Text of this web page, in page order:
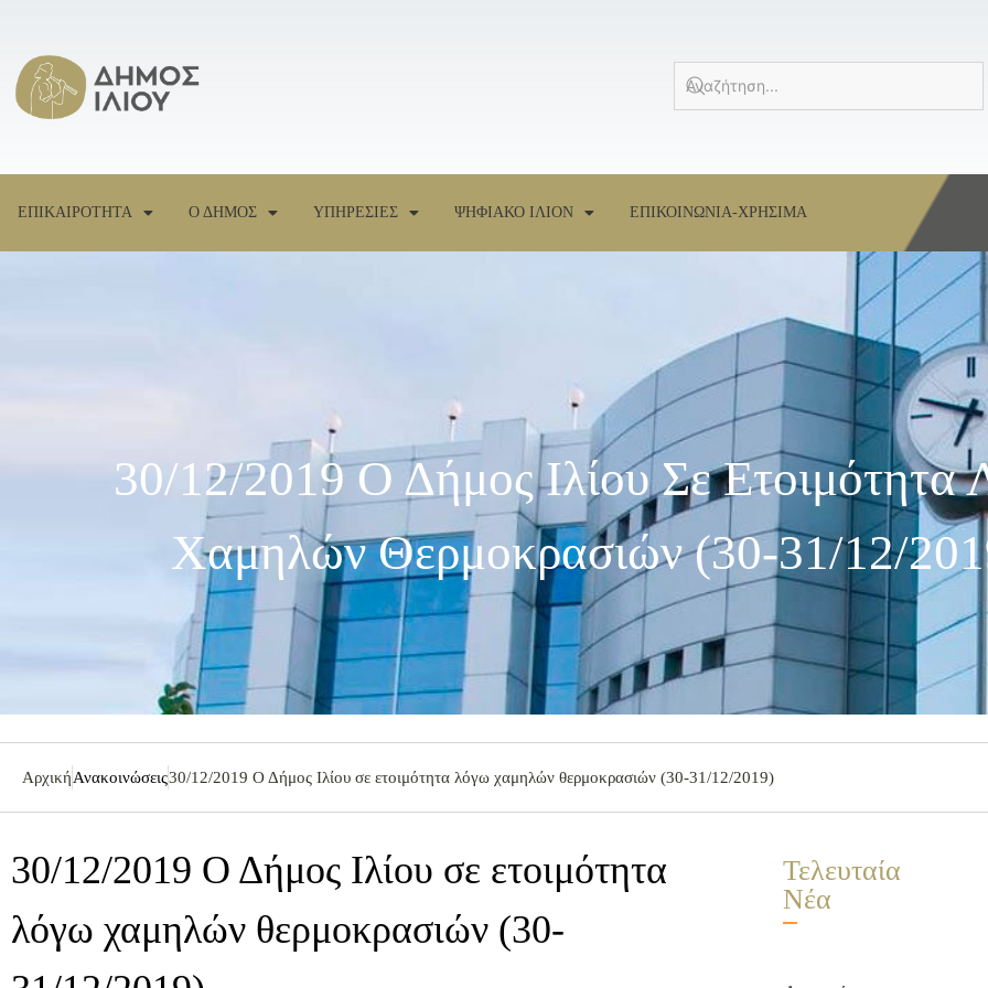
ΕΠΙΚΑΙΡΟΤΗΤΑ Ο ΔΗΜΟΣ ΥΠΗΡΕΣΙΕΣ ΨΗΦΙΑΚΟ ΙΛΙΟΝ ΕΠΙΚΟΙΝΩΝΙΑ-ΧΡΗΣΙΜΑ
30/12/2019 Ο Δήμος Ιλίου Σε Ετοιμότητα
Χαμηλών Θερμοκρασιών (30-31/12/
ΑρχικήΑνακοινώσεις30/12/2019 Ο Δήμος Ιλίου σε ετοιμότητα λόγω χαμηλών θερμοκρασιών (30-31/12/2019)
30/12/2019 Ο Δήμος Ιλίου σε ετοιμότητα
λόγω χαμηλών θερμοκρασιών (30-
Τελευταία
Νέα